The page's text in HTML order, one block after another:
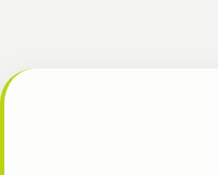
tulipbet giriş